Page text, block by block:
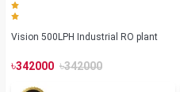
Vision 500LPH Industrial RO plant
৳342000 ৳342000